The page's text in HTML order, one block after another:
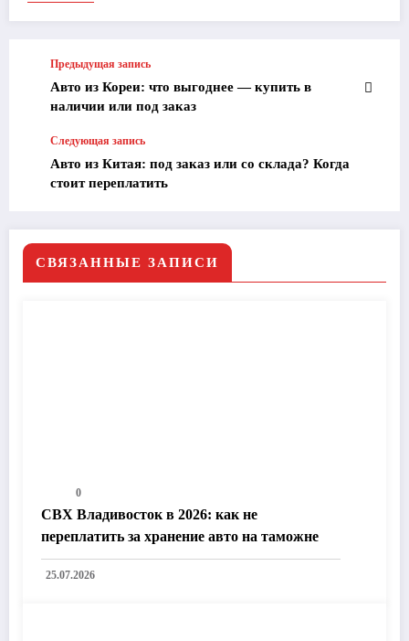
Предыдущая запись
Авто из Кореи: что выгоднее — купить в
наличии или под заказ
Следующая запись
Авто из Китая: под заказ или со склада? Когда
стоит переплатить
СВЯЗАННЫЕ ЗАПИСИ
0
СВХ Владивосток в 2026: как не
переплатить за хранение авто на таможне
25.07.2026